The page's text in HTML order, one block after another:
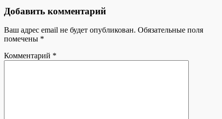
Добавить комментарий
Ваш адрес email не будет опубликован. Обязательные поля
помечены *
Комментарий *